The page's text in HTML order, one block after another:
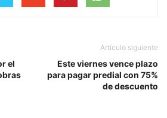
el
Artículo siguiente
Este viernes vence plazo
para pagar predial con 75%
de descuento